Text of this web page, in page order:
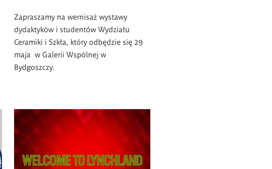
Zapraszamy na wernisaż wystawy
dydaktyków i studentów Wydziału
Ceramiki i Szkła, który odbędzie się 29
maja w Galerii Wspólnej w
Bydgoszczy.